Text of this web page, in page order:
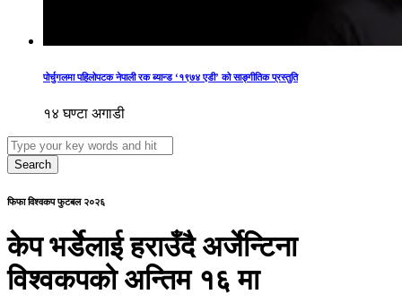
पोर्चुगलमा पहिलोपटक नेपाली रक ब्यान्ड ‘१९७४ एडी’ को साङ्गीतिक प्रस्तुति
१४ घण्टा अगाडी
Search
फिफा विश्वकप फुटबल २०२६
केप भर्डेलाई हराउँदै अर्जेन्टिना
विश्वकपको अन्तिम १६ मा